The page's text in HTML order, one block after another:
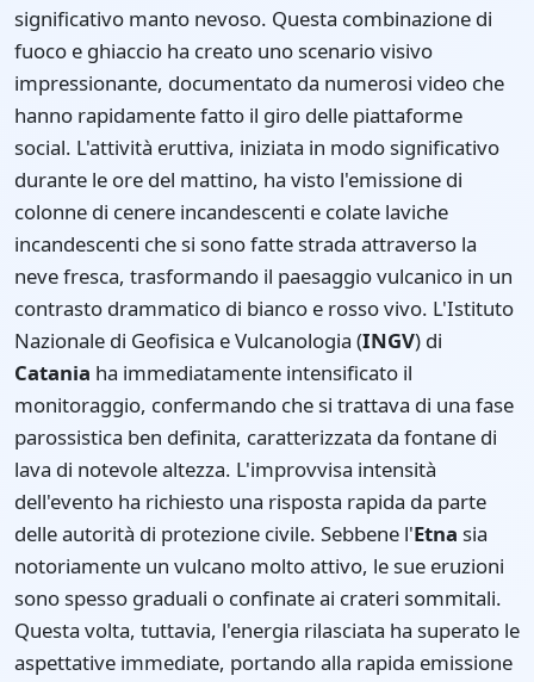
significativo manto nevoso. Questa combinazione di
fuoco e ghiaccio ha creato uno scenario visivo
impressionante, documentato da numerosi video che
hanno rapidamente fatto il giro delle piattaforme
social. L'attività eruttiva, iniziata in modo significativo
durante le ore del mattino, ha visto l'emissione di
colonne di cenere incandescenti e colate laviche
incandescenti che si sono fatte strada attraverso la
neve fresca, trasformando il paesaggio vulcanico in un
contrasto drammatico di bianco e rosso vivo. L'Istituto
Nazionale di Geofisica e Vulcanologia (INGV) di
Catania ha immediatamente intensificato il
monitoraggio, confermando che si trattava di una fase
parossistica ben definita, caratterizzata da fontane di
lava di notevole altezza. L'improvvisa intensità
dell'evento ha richiesto una risposta rapida da parte
delle autorità di protezione civile. Sebbene l'Etna sia
notoriamente un vulcano molto attivo, le sue eruzioni
sono spesso graduali o confinate ai crateri sommitali.
Questa volta, tuttavia, l'energia rilasciata ha superato le
aspettative immediate, portando alla rapida emissione